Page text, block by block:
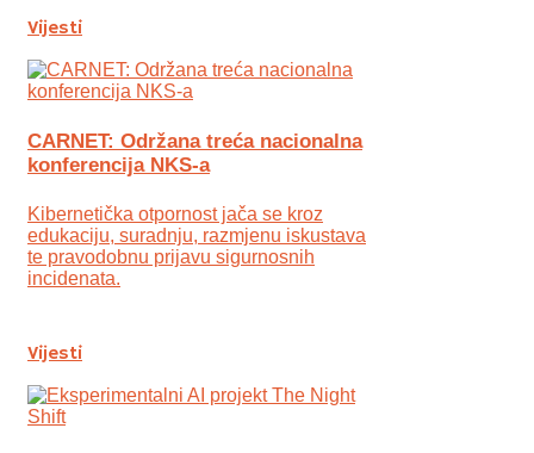
Vijesti
CARNET: Održana treća nacionalna
konferencija NKS-a
Kibernetička otpornost jača se kroz
edukaciju, suradnju, razmjenu iskustava
te pravodobnu prijavu sigurnosnih
incidenata.
Vijesti